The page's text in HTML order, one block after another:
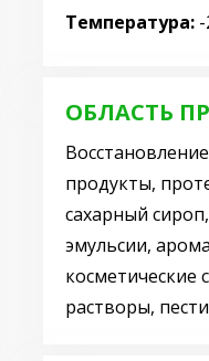
Температура:
ОБЛАСТЬ
продукты,
сахарный
эмульсии,
косметические
растворы,